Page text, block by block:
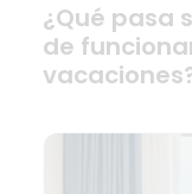
¿Qué pasa
de